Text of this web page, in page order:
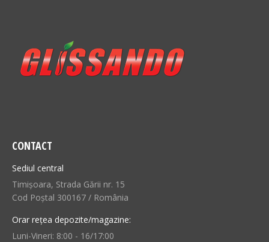
CONTACT
Sediul central
Timișoara, Strada Gării nr. 15
Cod Poștal 300167 / România
Orar rețea depozite/magazine:
Luni-Vineri: 8:00 - 16/17:00